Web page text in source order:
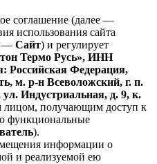
соглашение (далее —
использования сайта
— Сайт) и регулирует
Термо Русь», ИНН
Российская Федерация,
м. р-н Всеволожский, г. п.
Индустриальная, д. 9, к.
получающим доступ к
функциональные
).
информации о
и реализуемой ею